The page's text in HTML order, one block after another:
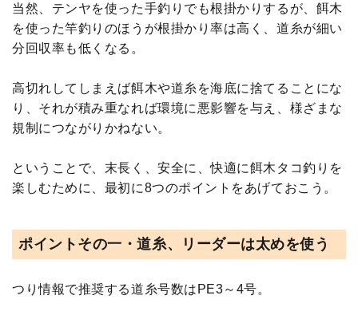
当然、テンヤを使った手釣りでも根掛かりするが、餌木
を使った竿釣りのほうが根掛かり率は高く、道糸が細い
分回収率も低くなる。
高切れしてしまえば餌木や道糸を海底に捨てることにな
り、それが積み重なれば環境に悪影響を与え、様ざまな
規制につながりかねない。
ということで、末長く、安全に、快適に餌木タコ釣りを
楽しむために、最初に8つのポイントをあげておこう。
ポイントその一・道糸、リーダーは太めを使う
つり情報で推奨する道糸号数はPE3～4号。